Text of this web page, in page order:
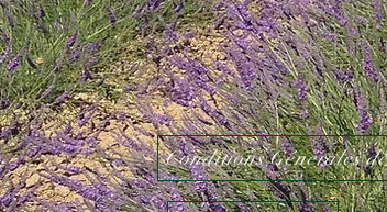
Conditions Générales